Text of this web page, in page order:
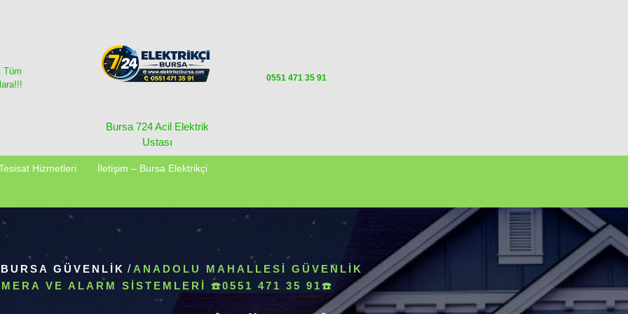
Tüm
Bursa 724 Acil Elektrik
Ustası
0551 471 35 91
Hizmetleri İletişim – Bursa Elektrikçi
BURSA GÜVENLIK / ANADOLU MAHALLESI GÜVENLIK
VE ALARM SISTEMLERI ☎️0551 471 35 91☎️